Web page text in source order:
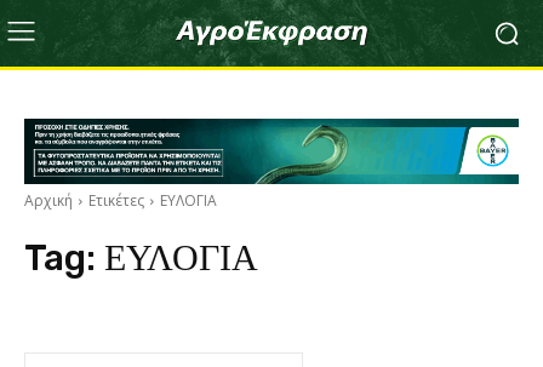
Αρχική Ετικέτες ΕΥΛΟΓΙΑ
Tag: ΕΥΛΟΓΙΑ